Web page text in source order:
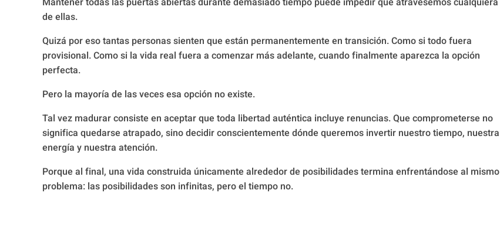
de ellas.
Quizá por eso tantas personas sienten que están permanentemente en transición. Como si todo fuera
provisional. Como si la vida real fuera a comenzar más adelante, cuando finalmente aparezca la opción
perfecta.
Pero la mayoría de las veces esa opción no existe.
Tal vez madurar consiste en aceptar que toda libertad auténtica incluye renuncias. Que comprometerse no
significa quedarse atrapado, sino decidir conscientemente dónde queremos invertir nuestro tiempo, nuestra
energía y nuestra atención.
Porque al final, una vida construida únicamente alrededor de posibilidades termina enfrentándose al mismo
problema: las posibilidades son infinitas, pero el tiempo no.